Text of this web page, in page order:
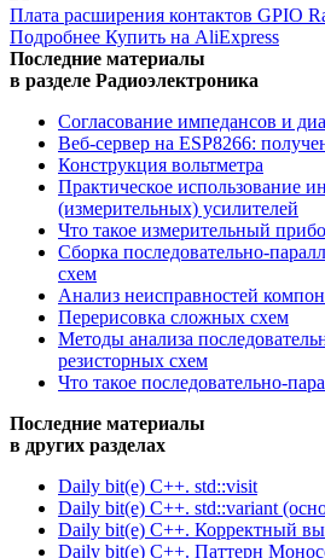
Плата расширения контактов GPIO
Подробнее Купить на AliExpress
Последние материалы
в разделе Радиоэлектроника
Согласование импедансов и
Веб-сервер на ESP8266:
Конструкция вольтметра
Практическое использование
(измерительных) усилителей
Что такое измерительный
Сборка последовательно-
схем
Анализ неисправностей
Перерисовка сложных схем
Методы анализа
резисторных схем
Что такое последовательно-
Последние материалы
в других разделах
Daily bit(e) C++. std::visit
Daily bit(e) C++. std::variant
Daily bit(e) C++. Корректный
Daily bit(e) C++. Паттерн